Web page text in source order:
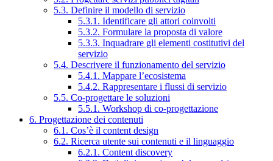
5.3. Definire il modello di servizio
5.3.1. Identificare gli attori coinvolti
5.3.2. Formulare la proposta di valore
5.3.3. Inquadrare gli elementi costitutivi del
servizio
5.4. Descrivere il funzionamento del servizio
5.4.1. Mappare l’ecosistema
5.4.2. Rappresentare i flussi di servizio
5.5. Co-progettare le soluzioni
5.5.1. Workshop di co-progettazione
6. Progettazione dei contenuti
6.1. Cos’è il content design
6.2. Ricerca utente sui contenuti e il linguaggio
6.2.1. Content discovery